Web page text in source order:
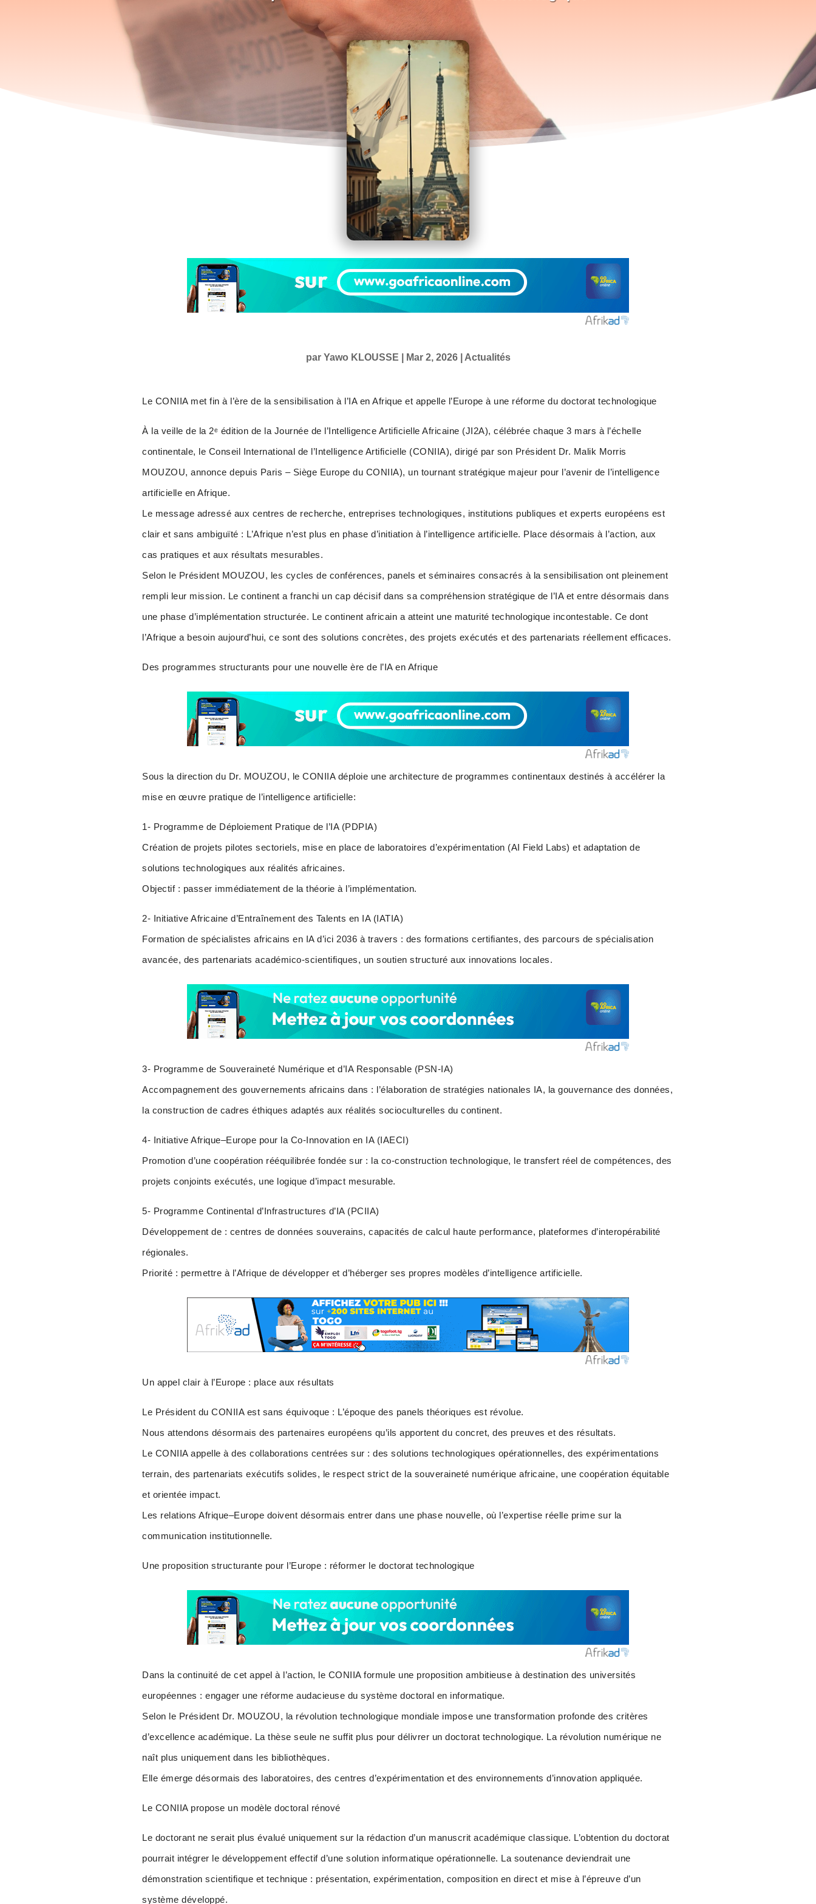
par Yawo KLOUSSE Mar 2, 2026| Actualités
Le CONIIA met fin à l’ère de la sensibilisation à l’IA en Afrique et appelle l’Europe à une réforme du doctorat technologique
À la veille de la 2ᵉ édition de la Journée de l’Intelligence Artificielle Africaine (JI2A), célébrée chaque 3 mars à l’échelle
continentale, le Conseil International de l’Intelligence Artificielle (CONIIA), dirigé par son Président Dr. Malik Morris
MOUZOU, annonce depuis Paris – Siège Europe du CONIIA), un tournant stratégique majeur pour l’avenir de l’intelligence
artificielle en Afrique.
Le message adressé aux centres de recherche, entreprises technologiques, institutions publiques et experts européens est
clair et sans ambiguïté : L’Afrique n’est plus en phase d’initiation à l’intelligence artificielle. Place désormais à l’action, aux
cas pratiques et aux résultats mesurables.
Selon le Président MOUZOU, les cycles de conférences, panels et séminaires consacrés à la sensibilisation ont pleinement
rempli leur mission. Le continent a franchi un cap décisif dans sa compréhension stratégique de l’IA et entre désormais dans
une phase d’implémentation structurée. Le continent africain a atteint une maturité technologique incontestable. Ce dont
l’Afrique a besoin aujourd’hui, ce sont des solutions concrètes, des projets exécutés et des partenariats réellement efficaces.
Des programmes structurants pour une nouvelle ère de l’IA en Afrique
Sous la direction du Dr. MOUZOU, le CONIIA déploie une architecture de programmes continentaux destinés à accélérer la
mise en œuvre pratique de l’intelligence artificielle:
1- Programme de Déploiement Pratique de l’IA (PDPIA)
Création de projets pilotes sectoriels, mise en place de laboratoires d’expérimentation (AI Field Labs) et adaptation de
solutions technologiques aux réalités africaines.
Objectif : passer immédiatement de la théorie à l’implémentation.
2- Initiative Africaine d’Entraînement des Talents en IA (IATIA)
Formation de spécialistes africains en IA d’ici 2036 à travers : des formations certifiantes, des parcours de spécialisation
avancée, des partenariats académico-scientifiques, un soutien structuré aux innovations locales.
3- Programme de Souveraineté Numérique et d’IA Responsable (PSN-IA)
Accompagnement des gouvernements africains dans : l’élaboration de stratégies nationales IA, la gouvernance des données,
la construction de cadres éthiques adaptés aux réalités socioculturelles du continent.
4- Initiative Afrique–Europe pour la Co-Innovation en IA (IAECI)
Promotion d’une coopération rééquilibrée fondée sur : la co-construction technologique, le transfert réel de compétences, des
projets conjoints exécutés, une logique d’impact mesurable.
5- Programme Continental d’Infrastructures d’IA (PCIIA)
Développement de : centres de données souverains, capacités de calcul haute performance, plateformes d’interopérabilité
régionales.
Priorité : permettre à l’Afrique de développer et d’héberger ses propres modèles d’intelligence artificielle.
Un appel clair à l’Europe : place aux résultats
Le Président du CONIIA est sans équivoque : L’époque des panels théoriques est révolue.
Nous attendons désormais des partenaires européens qu’ils apportent du concret, des preuves et des résultats.
Le CONIIA appelle à des collaborations centrées sur : des solutions technologiques opérationnelles, des expérimentations
terrain, des partenariats exécutifs solides, le respect strict de la souveraineté numérique africaine, une coopération équitable
et orientée impact.
Les relations Afrique–Europe doivent désormais entrer dans une phase nouvelle, où l’expertise réelle prime sur la
communication institutionnelle.
Une proposition structurante pour l’Europe : réformer le doctorat technologique
Dans la continuité de cet appel à l’action, le CONIIA formule une proposition ambitieuse à destination des universités
européennes : engager une réforme audacieuse du système doctoral en informatique.
Selon le Président Dr. MOUZOU, la révolution technologique mondiale impose une transformation profonde des critères
d’excellence académique. La thèse seule ne suffit plus pour délivrer un doctorat technologique. La révolution numérique ne
naît plus uniquement dans les bibliothèques.
Elle émerge désormais des laboratoires, des centres d’expérimentation et des environnements d’innovation appliquée.
Le CONIIA propose un modèle doctoral rénové
Le doctorant ne serait plus évalué uniquement sur la rédaction d’un manuscrit académique classique. L’obtention du doctorat
pourrait intégrer le développement effectif d’une solution informatique opérationnelle. La soutenance deviendrait une
démonstration scientifique et technique : présentation, expérimentation, composition en direct et mise à l’épreuve d’un
système développé.